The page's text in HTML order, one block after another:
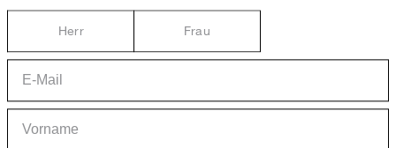
Herr Frau